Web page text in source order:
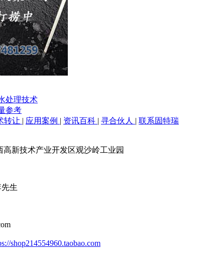
处理技术
参考
转让 | 应用案例 | 资讯百科 | 寻合伙人 | 联系固特瑞
高新技术产业开发区观沙岭工业园
先生
shop214554960.taobao.com